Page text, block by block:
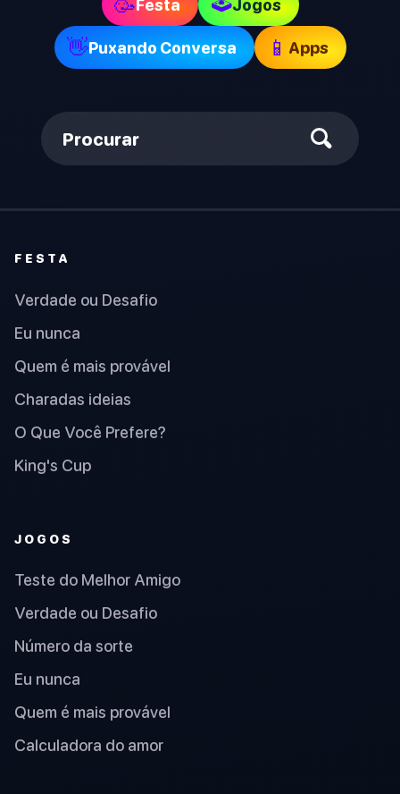
Festa Jogos
👋Puxando Conversa 📱 Apps
Procurar
FESTA
Verdade ou Desafio
Eu nunca
Quem é mais provável
Charadas ideias
O Que Você Prefere?
King's Cup
JOGOS
Teste do Melhor Amigo
Verdade ou Desafio
Número da sorte
Eu nunca
Quem é mais provável
Calculadora do amor